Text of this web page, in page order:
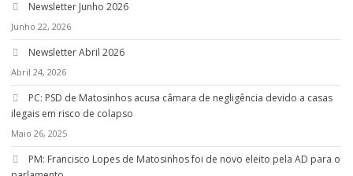
Newsletter Junho 2026
Junho 22, 2026
Newsletter Abril 2026
Abril 24, 2026
PC: PSD de Matosinhos acusa câmara de negligência devido a casas
ilegais em risco de colapso
Maio 26, 2025
PM: Francisco Lopes de Matosinhos foi de novo eleito pela AD para o